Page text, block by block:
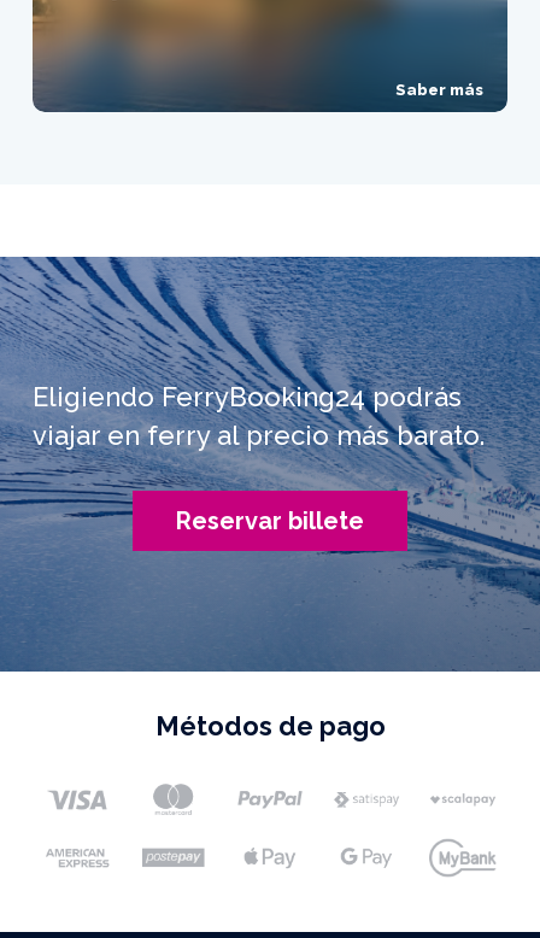
Saber más
Eligiendo FerryBooking24 podrás
viajar en ferry al precio más barato.
Reservar billete
Métodos de pago